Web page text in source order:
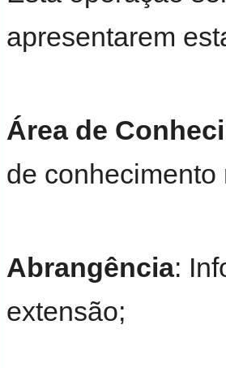
apresentarem
Área de
de
Abrangência:
extensão;